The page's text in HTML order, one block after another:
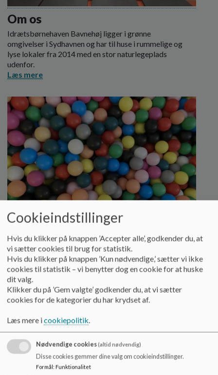
Om os
Idrætsbørnehaven Bavnehøj ligger i grønne
omgivelser i Sydhavnen og har til huse i rummelige og
lyse lokaler fra 2014 med en stor naturlegeplads
udenfor.
Læs mere
Hvem er vi?
Velkommen til Bavnehøj Idrætsinstitution! Vi er en
idrætscertificeret børnehave, der ligger i grønne
omgivelser i Sydhavnen med Vestre Kirkegård som
vores nærmeste nabo.
Læs mere
Cookieindstillinger
Hvis du klikker på knappen ’Accepter alle’, godkender du, at
vi sætter cookies til brug for statistik.
Hvis du klikker på knappen ’Kun nødvendige,’ sætter vi ikke
cookies til statistik – vi benytter dog en cookie for at huske
dit valg.
Klikker du på ’Gem valgte’ godkender du, at vi sætter
cookies for de kategorier du har krydset af.
Læs mere icookiepolitik.
Nødvendige cookies(altid nødvendig)
Disse cookies gemmer dine valg om cookieindstillinger.
Formål: Funktionalitet